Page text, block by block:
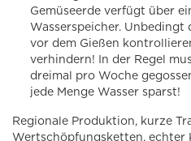
Gemüseerde verfügt über
Wasserspeicher. Unbedingt
vor dem Gießen
verhindern! In der Regel
dreimal pro Woche
jede Menge Wasser sparst!
Regionale Produktion, kurze
Wertschöpfungsketten, echter